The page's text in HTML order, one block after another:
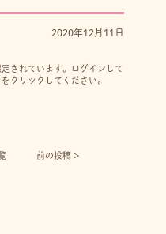
2020年12月11日
されています。ログインして
クリックしてください。
前の投稿 >